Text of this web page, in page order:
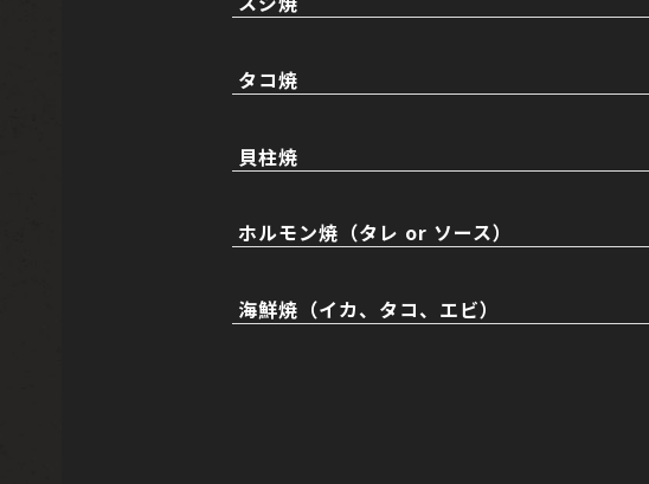
タコ焼
貝柱焼
ホルモン焼（タレ or ソース）
海鮮焼（イカ、タコ、エビ）